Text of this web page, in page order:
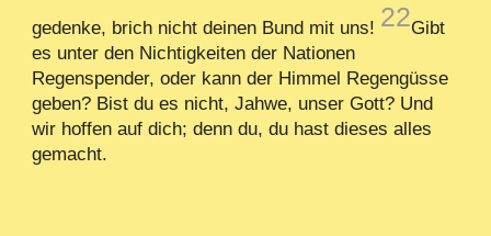
gedenke, brich nicht deinen Bund mit uns! 22Gibt
es unter den Nichtigkeiten der Nationen
Regenspender, oder kann der Himmel Regengüsse
geben? Bist du es nicht, Jahwe, unser Gott? Und
wir hoffen auf dich; denn du, du hast dieses alles
gemacht.